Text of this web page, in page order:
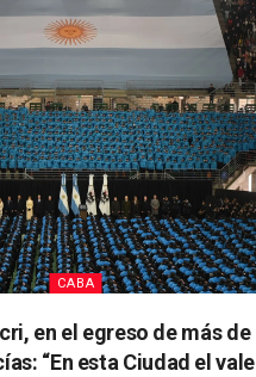
CABA
en el egreso de más de
“En esta Ciudad el vale